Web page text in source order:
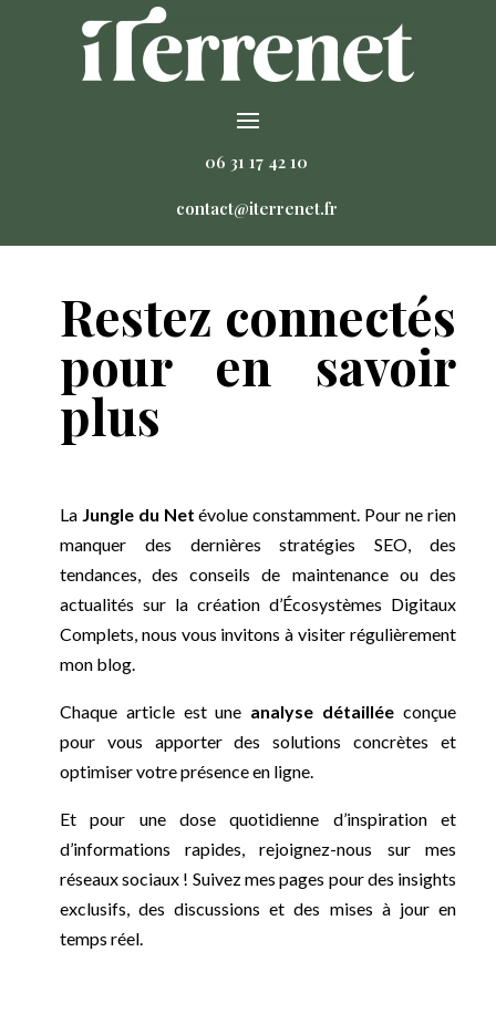
06 31 17 42 10
contact@iterrenet.fr
Restez connectés
pour en savoir
plus
La Jungle du Net évolue constamment. Pour ne rien
manquer des dernières stratégies SEO, des
tendances, des conseils de maintenance ou des
actualités sur la création d’Écosystèmes Digitaux
Complets, nous vous invitons à visiter régulièrement
mon blog.
Chaque article est une analyse détaillée conçue
pour vous apporter des solutions concrètes et
optimiser votre présence en ligne.
Et pour une dose quotidienne d’inspiration et
d’informations rapides, rejoignez-nous sur mes
réseaux sociaux ! Suivez mes pages pour des insights
exclusifs, des discussions et des mises à jour en
temps réel.